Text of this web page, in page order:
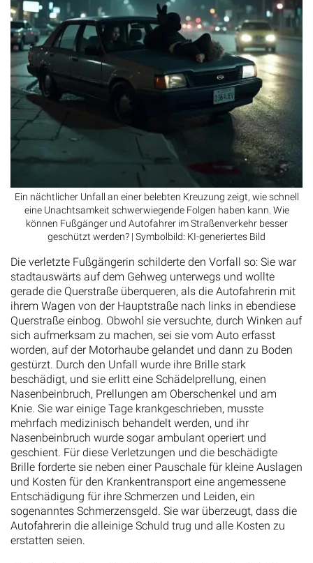
Ein nächtlicher Unfall an einer belebten Kreuzung zeigt, wie schnell
eine Unachtsamkeit schwerwiegende Folgen haben kann. Wie
können Fußgänger und Autofahrer im Straßenverkehr besser
geschützt werden? | Symbolbild: KI-generiertes Bild
Die verletzte Fußgängerin schilderte den Vorfall so: Sie war
stadtauswärts auf dem Gehweg unterwegs und wollte
gerade die Querstraße überqueren, als die Autofahrerin mit
ihrem Wagen von der Hauptstraße nach links in ebendiese
Querstraße einbog. Obwohl sie versuchte, durch Winken auf
sich aufmerksam zu machen, sei sie vom Auto erfasst
worden, auf der Motorhaube gelandet und dann zu Boden
gestürzt. Durch den Unfall wurde ihre Brille stark
beschädigt, und sie erlitt eine Schädelprellung, einen
Nasenbeinbruch, Prellungen am Oberschenkel und am
Knie. Sie war einige Tage krankgeschrieben, musste
mehrfach medizinisch behandelt werden, und ihr
Nasenbeinbruch wurde sogar ambulant operiert und
geschient. Für diese Verletzungen und die beschädigte
Brille forderte sie neben einer Pauschale für kleine Auslagen
und Kosten für den Krankentransport eine angemessene
Entschädigung für ihre Schmerzen und Leiden, ein
sogenanntes Schmerzensgeld. Sie war überzeugt, dass die
Autofahrerin die alleinige Schuld trug und alle Kosten zu
erstatten seien.